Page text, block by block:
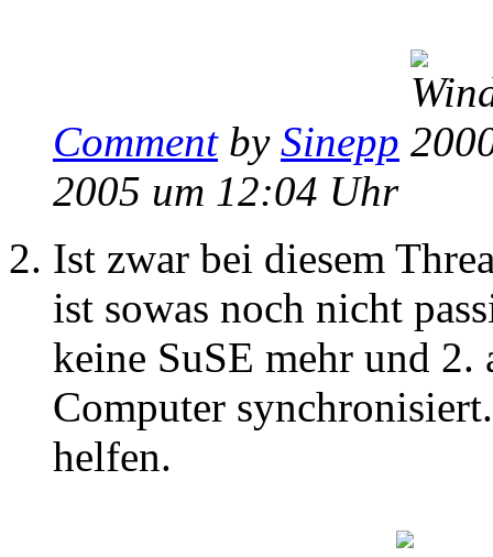
Commentby Sinepp
2005 um 12:04 Uhr
Ist zwar bei diesem
ist sowas noch nicht
keine SuSE mehr und
Computer
helfen.